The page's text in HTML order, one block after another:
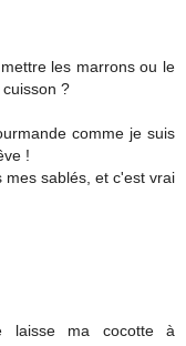
les marrons ou le
?
comme je suis
!
mes sablés, et c'est vrai
laisse ma cocotte à